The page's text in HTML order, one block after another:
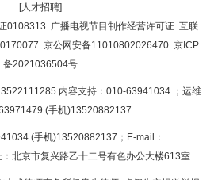
返回首页
[人才招聘]
0108313 广播电视节目制作经营许可证 互联
京公网安备11010802026470 京ICP
备2021036504号
内容支持：010-63941034 ；运维
(手机)13520882137
(手机)13520882137；E-mail：
：北京市复兴路乙十二号有色办公大楼613室